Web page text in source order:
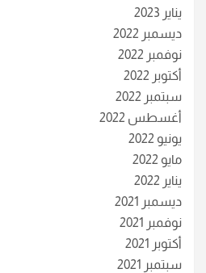
يناير 2023
ديسمبر 2022
نوفمبر 2022
أكتوبر 2022
سبتمبر 2022
أغسطس 2022
يونيو 2022
مايو 2022
يناير 2022
ديسمبر 2021
نوفمبر 2021
أكتوبر 2021
سبتمبر 2021